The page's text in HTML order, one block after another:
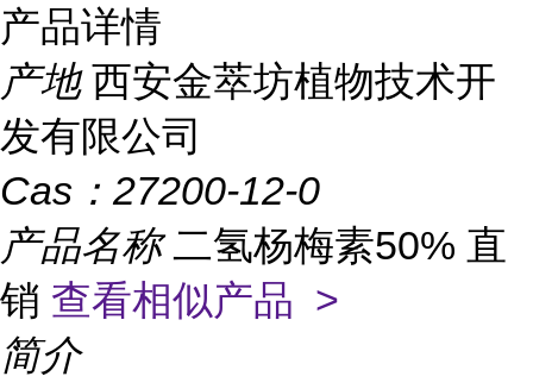
产品详情
产地 西安金萃坊植物技术开
发有限公司
Cas： 27200-12-0
产品名称二氢杨梅素50% 直
销 查看相似产品 >
简介